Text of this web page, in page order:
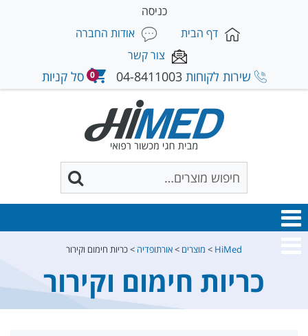
כניסה
דף הבית
אודות החברה
צור קשר
שירות לקוחות 04-8411003 סל קניות 0
HiMed
> מוצרים >אורתופדיה >כריות חימום וקירור
כריות חימום וקירור